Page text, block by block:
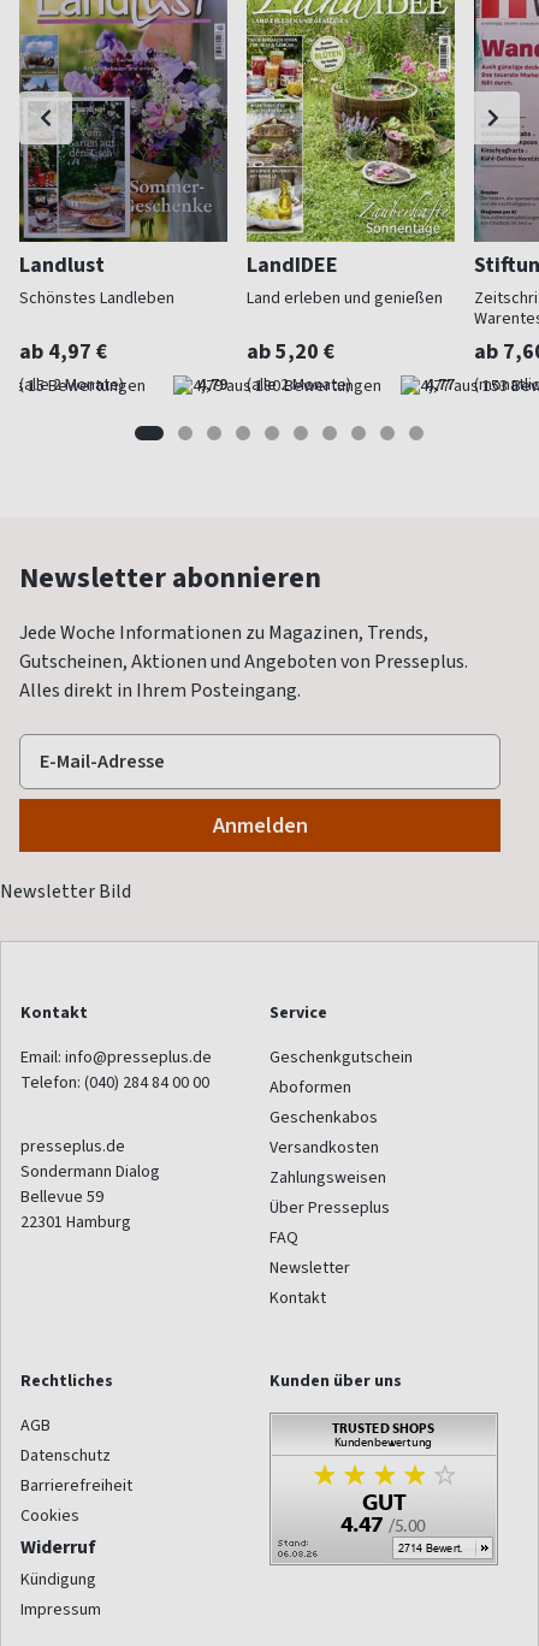
Landlust
Schönstes Landleben
ab 4,97 €
(alle 2 Monate) 4,79
LandIDEE
Land erleben und genießen
ab 5,20 €
(alle 2 Monate) 4,77
ab
Newsletter abonnieren
Jede Woche Informationen zu Magazinen, Trends,
Gutscheinen, Aktionen und Angeboten von Presseplus.
Alles direkt in Ihrem Posteingang.
Kontakt
Email: info@presseplus.de
Telefon: (040) 284 84 00 00
presseplus.de
Sondermann Dialog
Bellevue 59
22301 Hamburg
Service
Geschenkgutschein
Aboformen
Geschenkabos
Versandkosten
Zahlungsweisen
Über Presseplus
FAQ
Newsletter
Kontakt
Rechtliches
AGB
Datenschutz
Barrierefreiheit
Cookies
Widerruf
Kündigung
Impressum
Kunden über uns